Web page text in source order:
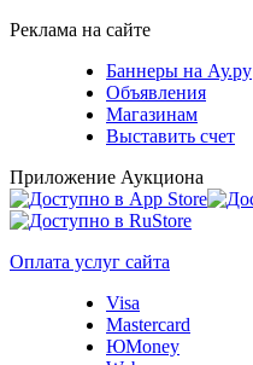
Реклама на сайте
Баннеры на Ау.ру
Объявления
Магазинам
Выставить счет
Приложение Аукциона
Оплата услуг сайта
Visa
Mastercard
ЮMoney